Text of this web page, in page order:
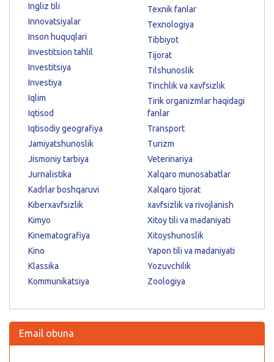
Ingliz tili
Innovatsiyalar
Inson huquqlari
Investitsion tahlil
Investitsiya
Investiya
Iqlim
Iqtisod
Iqtisodiy geografiya
Jamiyatshunoslik
Jismoniy tarbiya
Jurnalistika
Kadrlar boshqaruvi
Kiberxavfsizlik
Kimyo
Kinematografiya
Kino
Klassika
Kommunikatsiya
Texnik fanlar
Texnologiya
Tibbiyot
Tijorat
Tilshunoslik
Tinchlik va xavfsizlik
Tirik organizmlar haqidagi
fanlar
Transport
Turizm
Veterinariya
Xalqaro munosabatlar
Xalqaro tijorat
xavfsizlik va rivojlanish
Xitoy tili va madaniyati
Xitoyshunoslik
Yapon tili va madaniyati
Yozuvchilik
Zoologiya
Email obuna